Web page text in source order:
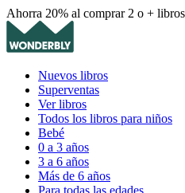
Ahorra 20% al comprar 2 o +
Nuevos libros
Superventas
Ver libros
Todos los libros para niños
Bebé
0 a 3 años
3 a 6 años
Más de 6 años
Para todas las edades